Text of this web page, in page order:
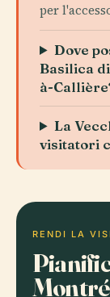
per
Dove
Basilica
à-
La
visitatori
RENDI LA